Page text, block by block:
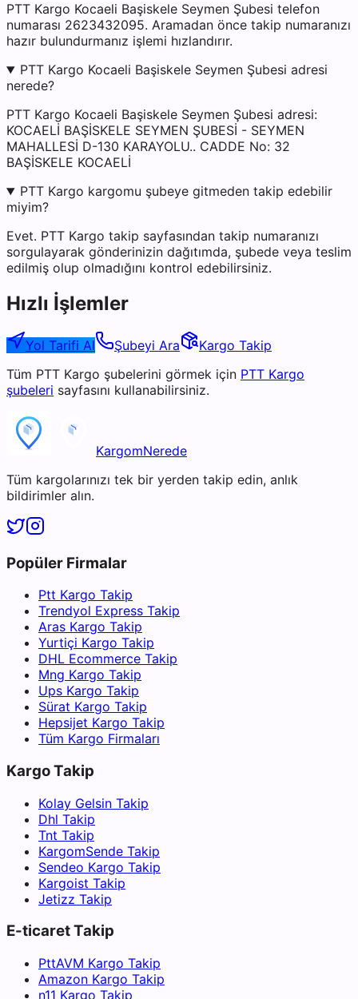
PTT Kargo Kocaeli Başiskele Seymen Şubesi telefon
numarası 2623432095. Aramadan önce takip numaranızı
hazır bulundurmanız işlemi hızlandırır.
PTT Kargo Kocaeli Başiskele Seymen Şubesi adresi
nerede?
PTT Kargo Kocaeli Başiskele Seymen Şubesi adresi:
KOCAELİ BAŞİSKELE SEYMEN ŞUBESİ - SEYMEN
MAHALLESİ D-130 KARAYOLU.. CADDE No: 32
BAŞİSKELE KOCAELİ
PTT Kargo kargomu şubeye gitmeden takip edebilir
miyim?
Evet. PTT Kargo takip sayfasından takip numaranızı
sorgulayarak gönderinizin dağıtımda, şubede veya teslim
edilmiş olup olmadığını kontrol edebilirsiniz.
Hızlı İşlemler
Yol Tarifi Al Şubeyi Ara
Kargo Takip
Tüm PTT Kargo şubelerini görmek için PTT Kargo
şubeleri sayfasını kullanabilirsiniz.
KargomNerede
Tüm kargolarınızı tek bir yerden takip edin, anlık
bildirimler alın.
Popüler Firmalar
Ptt Kargo Takip
Trendyol Express Takip
Aras Kargo Takip
Yurtiçi Kargo Takip
DHL Ecommerce Takip
Mng Kargo Takip
Ups Kargo Takip
Sürat Kargo Takip
Hepsijet Kargo Takip
Tüm Kargo Firmaları
Kargo Takip
Kolay Gelsin Takip
Dhl Takip
Tnt Takip
KargomSende Takip
Sendeo Kargo Takip
Kargoist Takip
Jetizz Takip
E-ticaret Takip
PttAVM Kargo Takip
Amazon Kargo Takip
n11 Kargo Takip